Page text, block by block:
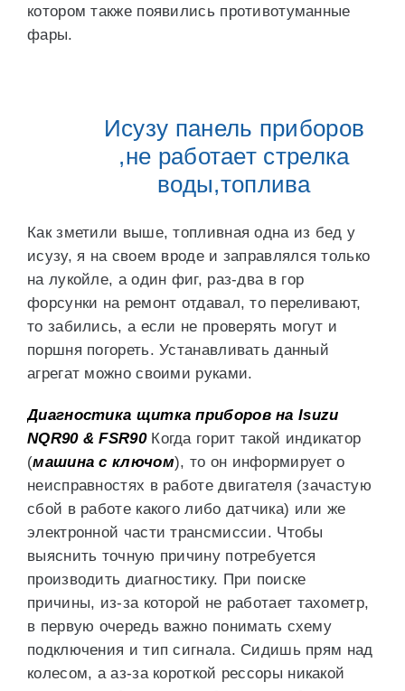
котором также появились противотуманные
фары.
Исузу панель приборов
,не работает стрелка
воды,топлива
Как зметили выше, топливная одна из бед у
исузу, я на своем вроде и заправлялся только
на лукойле, а один фиг, раз-два в гор
форсунки на ремонт отдавал, то переливают,
то забились, а если не проверять могут и
поршня погореть. Устанавливать данный
агрегат можно своими руками.
Диагностика щитка приборов на Isuzu
NQR90 & FSR90Когда горит такой индикатор
(машина с ключом), то он информирует о
неисправностях в работе двигателя (зачастую
сбой в работе какого либо датчика) или же
электронной части трансмиссии. Чтобы
выяснить точную причину потребуется
производить диагностику. При поиске
причины, из-за которой не работает тахометр,
в первую очередь важно понимать схему
подключения и тип сигнала. Сидишь прям над
колесом, а аз-за короткой рессоры никакой